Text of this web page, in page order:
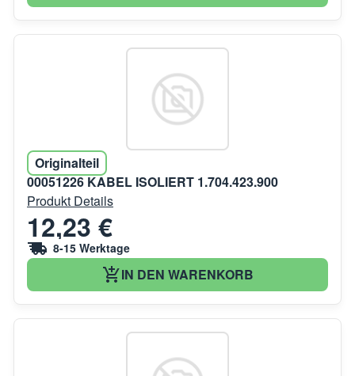
Originalteil
00051226 KABEL ISOLIERT 1.704.423.900
Produkt Details
12,23 €
8-15 Werktage
IN DEN WARENKORB